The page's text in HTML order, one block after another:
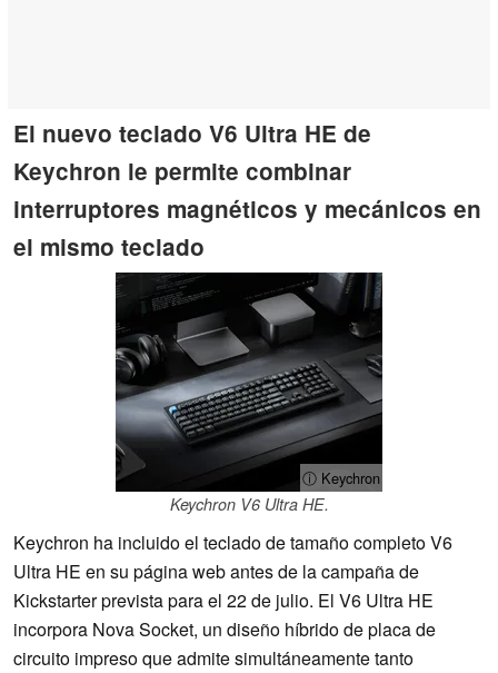
El nuevo teclado V6 Ultra HE de
Keychron le permite combinar
interruptores magnéticos y mecánicos en
el mismo teclado
ⓘ Keychron
Keychron V6 Ultra HE.
Keychron ha incluido el teclado de tamaño completo V6
Ultra HE en su página web antes de la campaña de
Kickstarter prevista para el 22 de julio. El V6 Ultra HE
incorpora Nova Socket, un diseño híbrido de placa de
circuito impreso que admite simultáneamente tanto